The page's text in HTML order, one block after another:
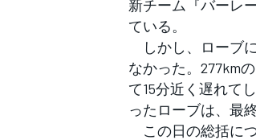
フォーミュラE
新チーム『バーレ
ている。
しかし、ローブ
なかった。277km
て15分近く遅れて
ったローブは、最
この日の総括に